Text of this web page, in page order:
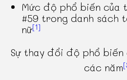
Mức độ phổ biến của
#59 trong danh sách
nữ[1]
Sự thay đổi độ phổ biến
các năm